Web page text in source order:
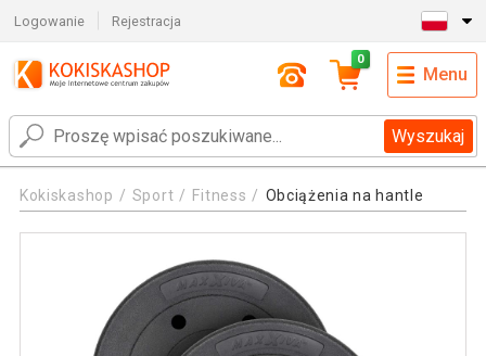
Logowanie Rejestracja
Wyszukaj
0
Menu
Kokiskashop Sport Fitness Obciążenia na hantle